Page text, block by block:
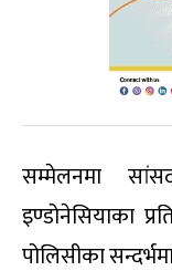
सम्मेलनमा
इण्डोनेसियाका
पोलिसीका